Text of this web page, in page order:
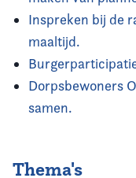
Inspreken bij de
maaltijd.
Dorpsbewoners
samen.
Thema's